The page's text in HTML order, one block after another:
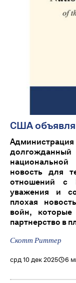
США
новость для
отношений с
уважения и
плохая
войн, которые
партнерство в
Скотт Риттер
срд 10 дек 2025 6